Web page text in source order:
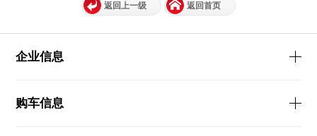
返回上一级 返回首页
企业信息
购车信息